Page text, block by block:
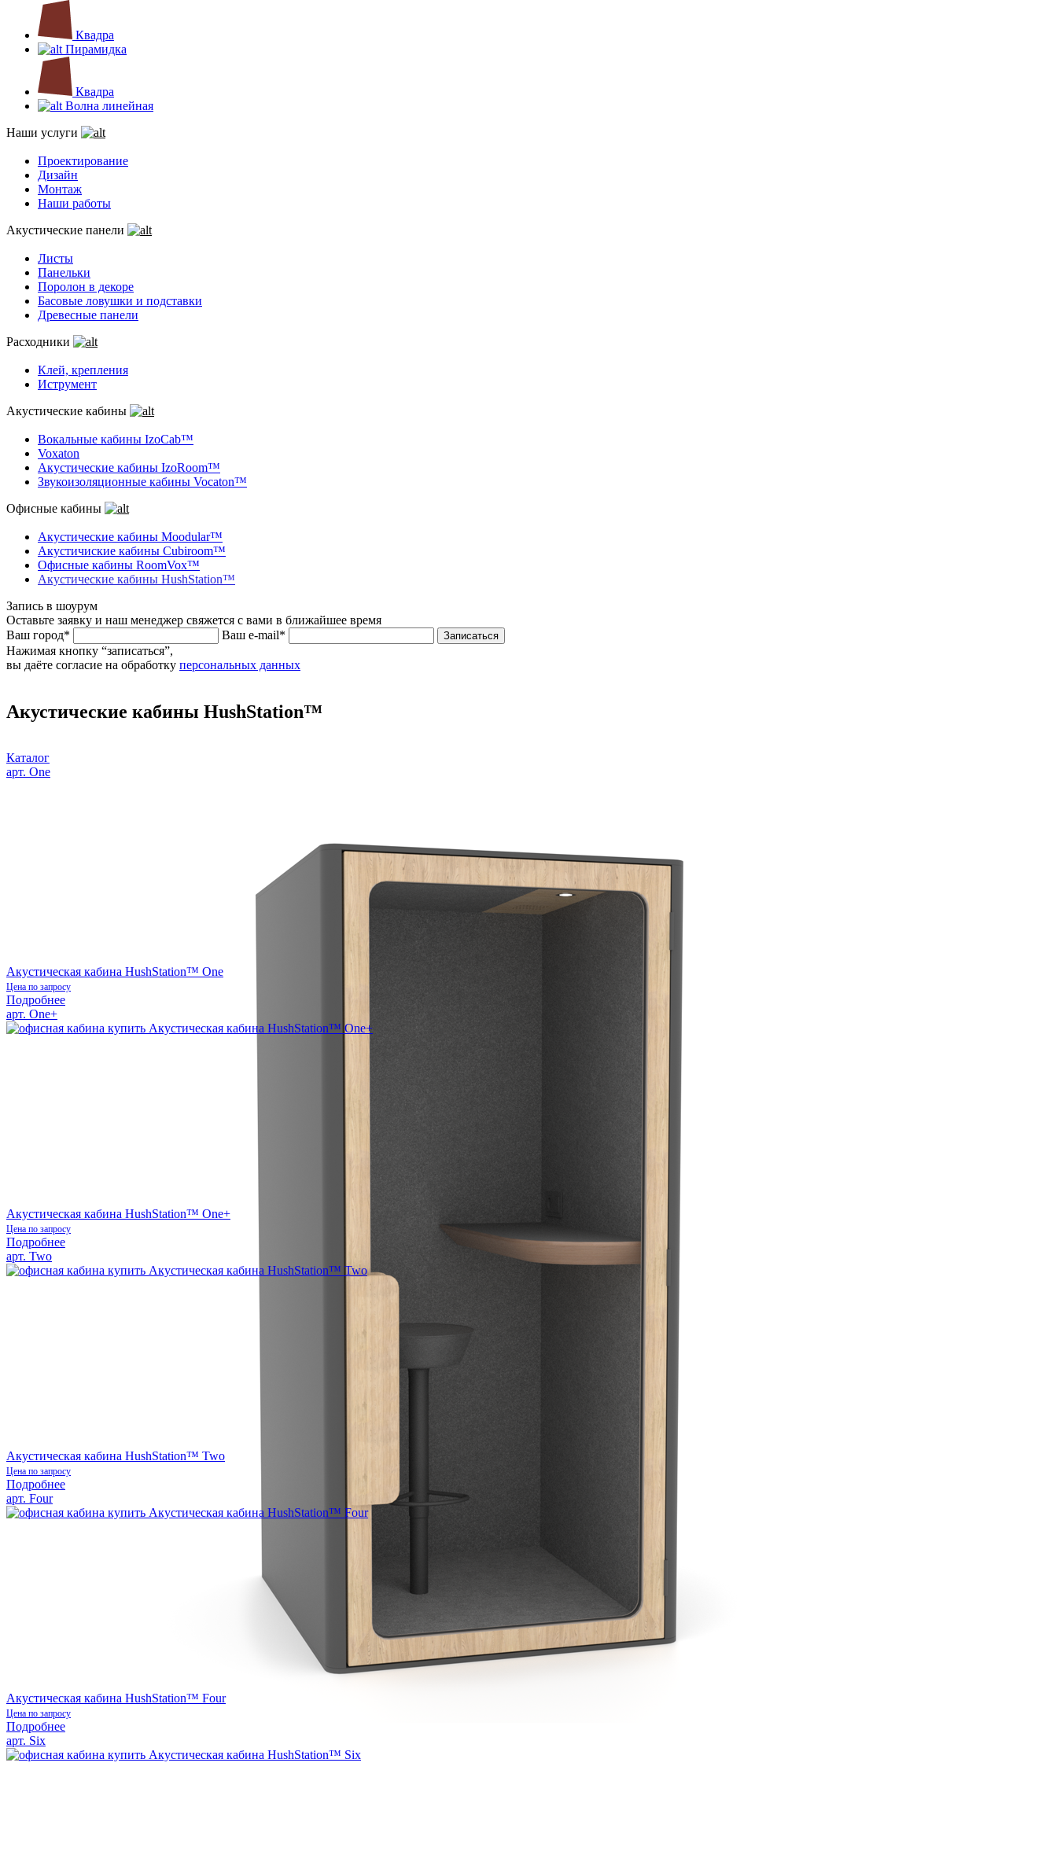
Квадра
Пирамидка
Квадра
Волна линейная
Наши услуги
Проектирование
Дизайн
Монтаж
Наши работы
Акустические панели
Листы
Панельки
Поролон в декоре
Басовые ловушки и подставки
Древесные панели
Расходники
Клей, крепления
Иструмент
Акустические кабины
Вокальные кабины IzoCab™
Voxaton
Акустические кабины IzoRoom™
Звукоизоляционные кабины Vocaton™
Офисные кабины
Акустические кабины Moodular™
Акустичиские кабины Cubiroom™
Офисные кабины RoomVox™
Акустические кабины HushStation™
Запись в шоурум
Оставьте заявку и наш менеджер свяжется с вами в ближайшее время
Ваш город*
Ваш e-mail* Записаться
Нажимая кнопку “записаться”,
вы даёте согласие на обработку персональных данных
Акустические кабины HushStation™
Каталог
арт. One
Акустическая кабина HushStation™ One
Цена по запросу
Подробнее
арт. One+
Акустическая кабина HushStation™ One+
Цена по запросу
Подробнее
арт. Two
Акустическая кабина HushStation™ Two
Цена по запросу
Подробнее
арт. Four
Акустическая кабина HushStation™ Four
Цена по запросу
Подробнее
арт. Six